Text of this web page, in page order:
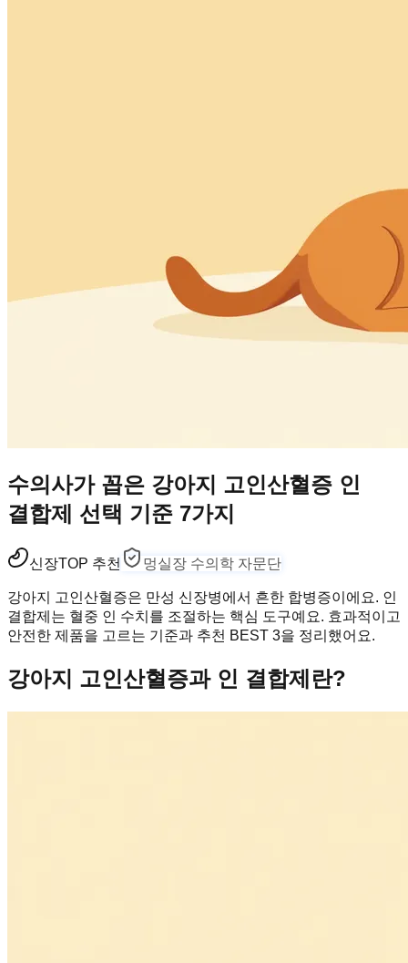
수의사가 꼽은 강아지 고인산혈증 인
결합제 선택 기준 7가지
신장TOP 추천 멍실장 수의학 자문단
강아지 고인산혈증은 만성 신장병에서 흔한 합병증이에요. 인
결합제는 혈중 인 수치를 조절하는 핵심 도구예요. 효과적이고
안전한 제품을 고르는 기준과 추천 BEST 3을 정리했어요.
강아지 고인산혈증과 인 결합제란?